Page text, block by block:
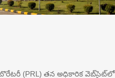
(PRL) తన అధికారిక వెబ్‌సైట్‌లో